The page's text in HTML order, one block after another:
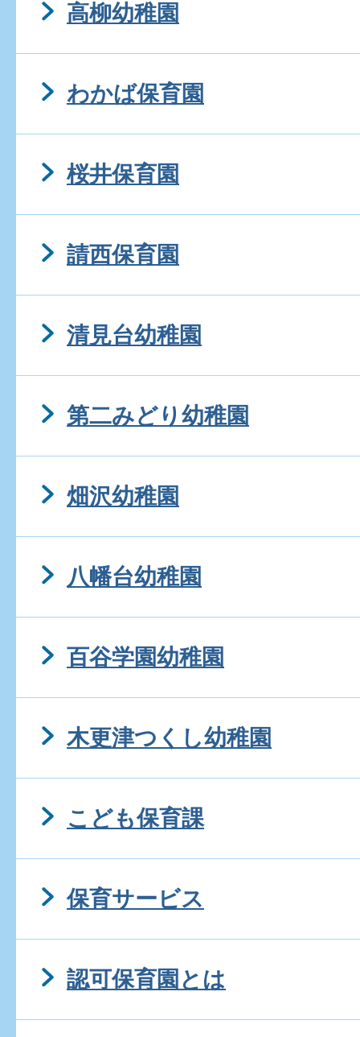
高柳幼稚園
わかば保育園
桜井保育園
請西保育園
清見台幼稚園
第二みどり幼稚園
畑沢幼稚園
八幡台幼稚園
百谷学園幼稚園
木更津つくし幼稚園
こども保育課
保育サービス
認可保育園とは